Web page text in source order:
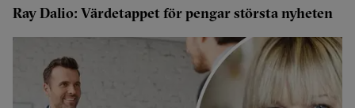
Ray Dalio: Värdetappet för pengar största nyheten